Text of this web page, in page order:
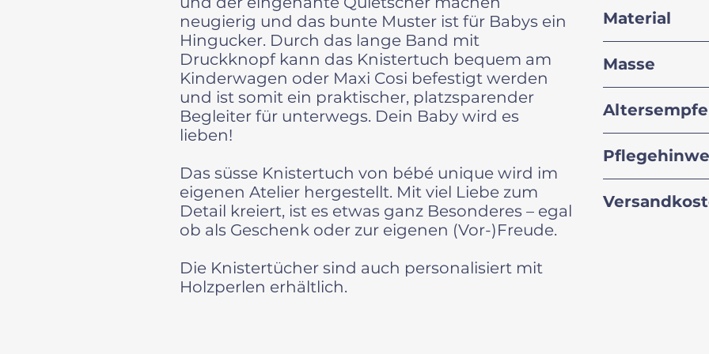
neugierig und das bunte Muster ist für Babys ein
Hingucker. Durch das lange Band mit
Druckknopf kann das Knistertuch bequem am
Kinderwagen oder Maxi Cosi befestigt werden
und ist somit ein praktischer, platzsparender
Begleiter für unterwegs. Dein Baby wird es
lieben!
Das süsse Knistertuch von bébé unique wird im
eigenen Atelier hergestellt. Mit viel Liebe zum
Detail kreiert, ist es etwas ganz Besonderes – egal
ob als Geschenk oder zur eigenen (Vor-)Freude.
Die Knistertücher sind auch personalisiert mit
Holzperlen erhältlich.
geringfügigen
Material
schadstoffgeprüft
Masse